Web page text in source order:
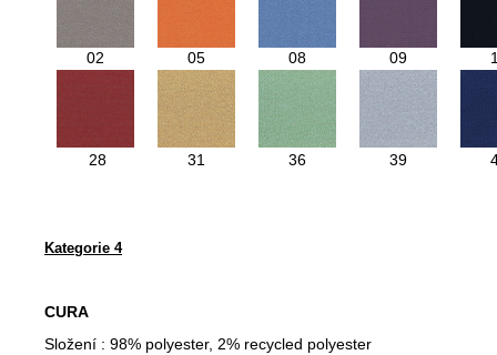
02 05 08 09
28 31 36 39
Kategorie 4
CURA
Složení : 98% polyester, 2% recycled polyester